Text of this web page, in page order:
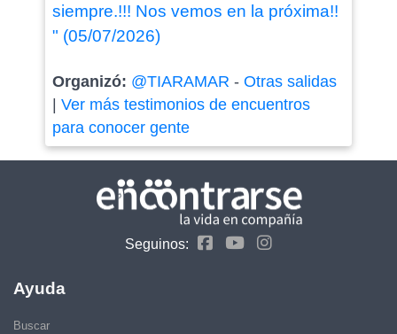
siempre.!!! Nos vemos en la próxima!!
" (05/07/2026)
Organizó: @TIARAMAR - Otras salidas
| Ver más testimonios de encuentros
para conocer gente
Seguinos:
Ayuda
Buscar